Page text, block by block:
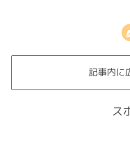
記事内に
ス